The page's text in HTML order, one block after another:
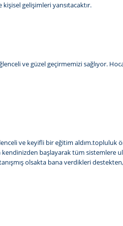
gelişimleri yansıtacaktır.
ve güzel geçirmemizi sağlıyor.
ve keyifli bir eğitim aldım.topluluk
başlayarak tüm sistemlere
olsakta bana verdikleri